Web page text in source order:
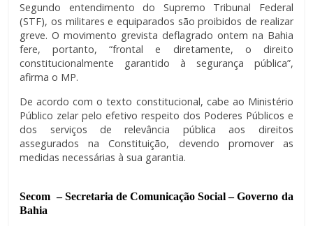
Segundo entendimento do Supremo Tribunal Federal
(STF), os militares e equiparados são proibidos de realizar
greve. O movimento grevista deflagrado ontem na Bahia
fere, portanto, “frontal e diretamente, o direito
constitucionalmente garantido à segurança pública”,
afirma o MP.
De acordo com o texto constitucional, cabe ao Ministério
Público zelar pelo efetivo respeito dos Poderes Públicos e
dos serviços de relevância pública aos direitos
assegurados na Constituição, devendo promover as
medidas necessárias à sua garantia.
Secom – Secretaria de Comunicação Social – Governo da
Bahia